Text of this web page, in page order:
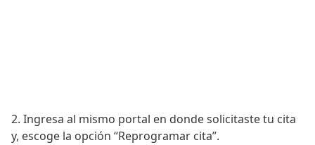
2. Ingresa al mismo portal en donde solicitaste tu cita
y, escoge la opción “Reprogramar cita”.